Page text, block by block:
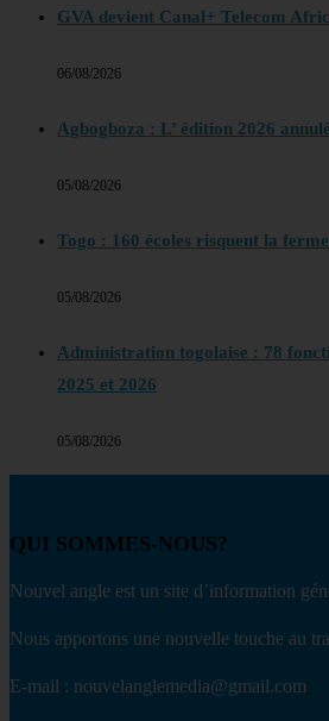
GVA devient Canal+ Telecom
06/08/2026
Agbogboza : L’ édition 2026
05/08/2026
Togo : 160 écoles risquent la
05/08/2026
Administration togolaise : 78
2025 et 2026
05/08/2026
QUI SOMMES-NOUS?
Nouvel angle est un site d’information
Nous apportons une nouvelle touche au
E-mail : nouvelanglemedia@gmail.com